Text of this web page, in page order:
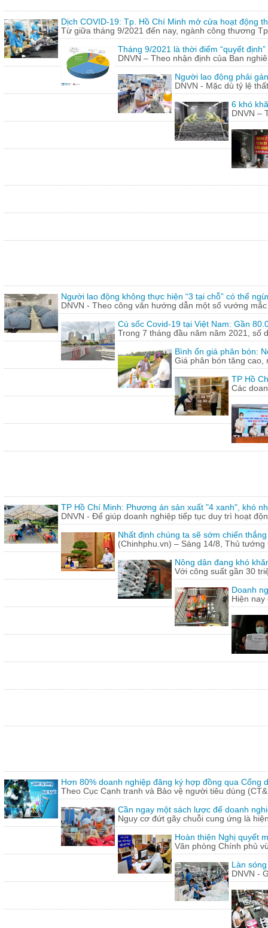
Dịch COVID-19: Tp. Hồ Chí Minh mở cửa hoạt động
Từ giữa tháng 9/2021 đến nay, ngành công thương
Tháng 9/2021 là thời điểm “quyết
DNVN – Theo nhận định của Ban
Người lao động phải
DNVN - Mặc dù tỷ lệ
6 khó
DNVN –
Người lao động không thực hiện “3 tại chỗ” có thể
DNVN - Theo công văn hướng dẫn một số vướng
Cú sốc Covid-19 tại Việt Nam: Gần
Trong 7 tháng đầu năm năm 2021, số
Bình ổn giá phân bón:
Giá phân bón tăng
TP Hồ
Các
TP Hồ Chí Minh: Phương án sản xuất "4 xanh", khó
DNVN - Để giúp doanh nghiệp tiếp tục duy trì hoạt
Nhất định chúng ta sẽ sớm chiến
(Chinhphu.vn) – Sáng 14/8, Thủ
Nông dân đang khó
Với công suất gần 30
Doanh
Hiện
Hơn 80% doanh nghiệp đăng ký hợp đồng qua Cổng
Theo Cục Cạnh tranh và Bảo vệ người tiêu dùng
Cần ngay một sách lược để doanh
Nguy cơ đứt gãy chuỗi cung ứng là
Hoàn thiện Nghị quyết
Văn phòng Chính phủ
Làn
DNVN -